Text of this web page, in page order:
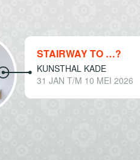
STAIRWAY TO …?
KUNSTHAL KADE
31 JAN T/M 10 MEI 2026